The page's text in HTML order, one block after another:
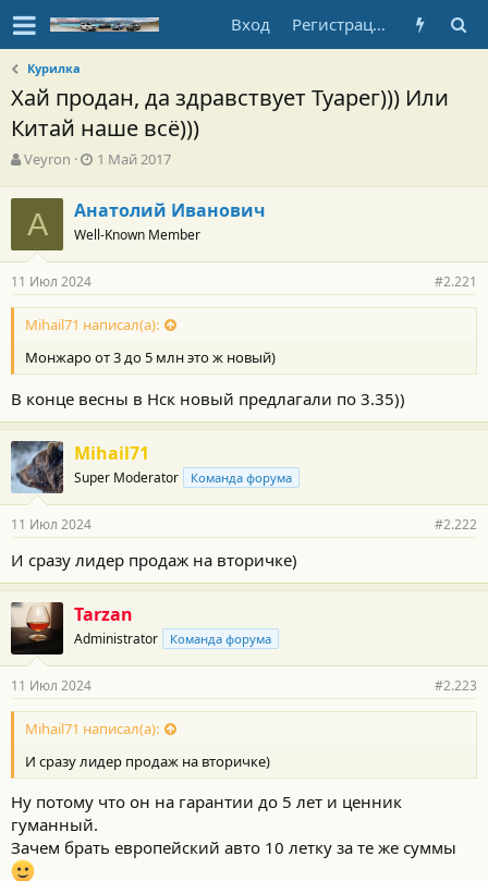
Вход Регистрация
Курилка
Хай продан, да здравствует Туарег))) Или
Китай наше всё)))
А
т
р
т
е
м
ы
Veyron
Д
а
н
а
л
а
1 Май 2017
А Анатолий Иванович
Well-Known Member
11 Июл 2024 #2.221
Mihail71 написал(а):
Монжаро от 3 до 5 млн это ж новый)
В конце весны в Нск новый предлагали по 3.35))
Mihail71
Super Moderator Команда форума
11 Июл 2024 #2.222
И сразу лидер продаж на вторичке)
Tarzan
Administrator Команда форума
11 Июл 2024 #2.223
Mihail71 написал(а):
И сразу лидер продаж на вторичке)
Ну потому что он на гарантии до 5 лет и ценник
гуманный.
Зачем брать европейский авто 10 летку за те же суммы